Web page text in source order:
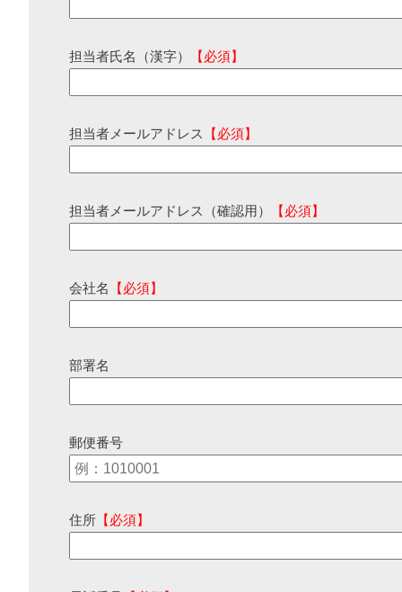
担当者氏名（漢字） 【必須】
担当者メールアドレス 【必須】
担当者メールアドレス（確認用） 【必須】
会社名 【必須】
部署名
郵便番号
住所 【必須】